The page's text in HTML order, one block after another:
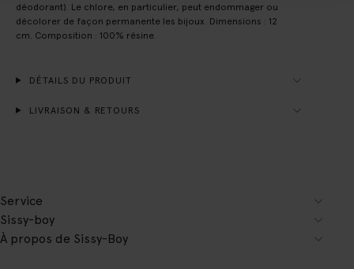
déodorant). Le chlore, en particulier, peut endommager ou
décolorer de façon permanente les bijoux. Dimensions : 12
cm. Composition : 100% résine.
DÉTAILS DU PRODUIT
LIVRAISON & RETOURS
Service
Sissy-boy
À propos de Sissy-Boy